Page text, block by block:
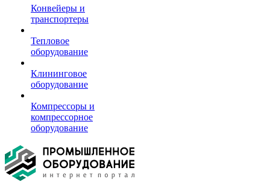
Конвейеры и
транспортеры
Тепловое
оборудование
Клининговое
оборудование
Компрессоры и
компрессорное
оборудование